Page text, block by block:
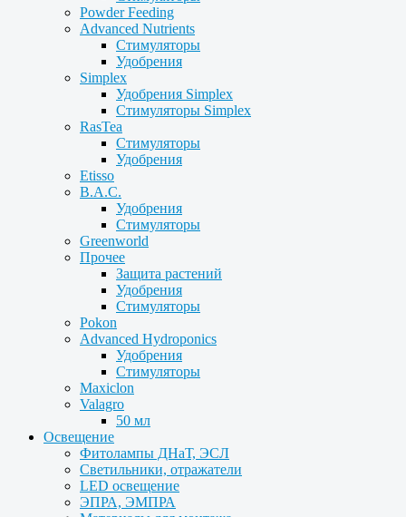
Powder Feeding
Advanced Nutrients
Стимуляторы
Удобрения
Simplex
Удобрения Simplex
Стимуляторы Simplex
RasTea
Стимуляторы
Удобрения
Etisso
B.A.C.
Удобрения
Стимуляторы
Greenworld
Прочее
Защита растений
Удобрения
Стимуляторы
Pokon
Advanced Hydroponics
Удобрения
Стимуляторы
Maxiclon
Valagro
50 мл
Освещение
Фитолампы ДНаТ, ЭСЛ
Светильники, отражатели
LED освещение
ЭПРА, ЭМПРА